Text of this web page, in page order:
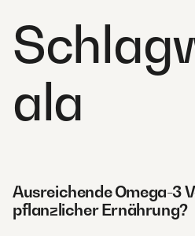
content
ala
Ausreichende Omega-3
pflanzlicher Ernährung?